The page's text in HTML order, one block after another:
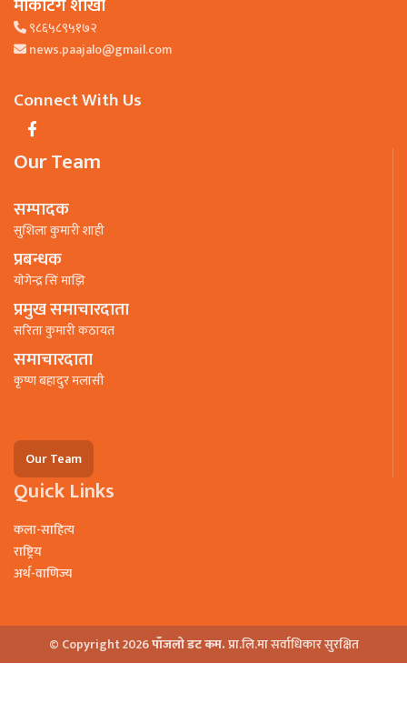
९८६५८९५१७२
news.paajalo@gmail.com
Connect With Us
Our Team
सम्पादक
सुशिला कुमारी शाही
प्रबन्धक
याेगेन्द्र सिं माझि
प्रमुख समाचारदाता
सरिता कुमारी कठायत
समाचारदाता
कृष्ण बहादुर मलासी
Our Team
Quick Links
कला-साहित्य
राष्ट्रिय
अर्थ-वाणिज्य
© Copyright 2026पाँजलो डट कम.प्रा.लि.मा सर्वाधिकार सुरक्षित